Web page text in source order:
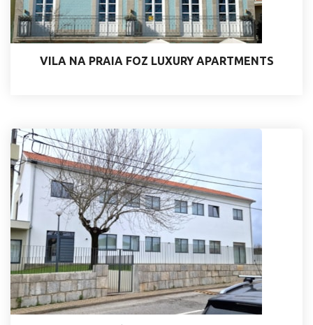
VILA NA PRAIA FOZ LUXURY APARTMENTS